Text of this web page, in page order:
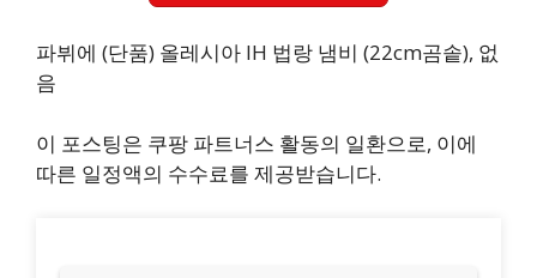
파뷔에 (단품) 올레시아 IH 법랑 냄비 (22cm곰솥), 없
음
이 포스팅은 쿠팡 파트너스 활동의 일환으로, 이에
따른 일정액의 수수료를 제공받습니다.